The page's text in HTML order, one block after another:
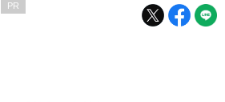
PR